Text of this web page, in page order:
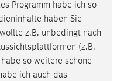
Programm habe ich so
haben Sie
z.B. unbedingt nach
(z.B.
so weitere schöne
ich auch das